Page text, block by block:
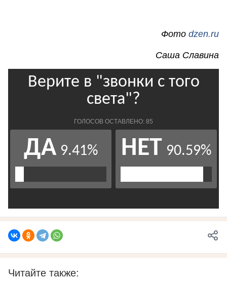
Фото dzen.ru
Саша Славина
Читайте также: